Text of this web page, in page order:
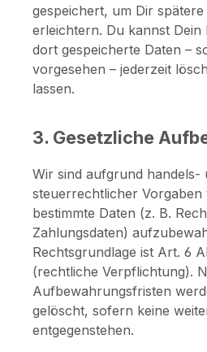
gespeichert, um Dir
erleichtern. Du kannst Dein
dort gespeicherte Daten –
vorgesehen – jederzeit
lassen.
3. Gesetzliche
Wir sind aufgrund handels-
steuerrechtlicher
bestimmte Daten (z. B.
Zahlungsdaten)
Rechtsgrundlage ist Art. 6
(rechtliche Verpflichtung).
Aufbewahrungsfristen
gelöscht, sofern keine
entgegenstehen.